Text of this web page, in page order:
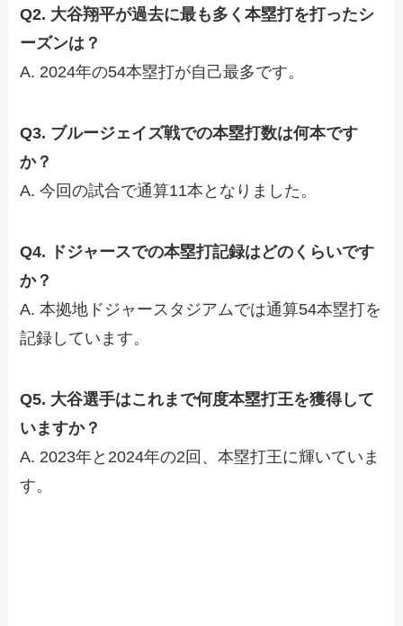
Q2. 大谷翔平が過去に最も多く本塁打を打ったシ
ーズンは？
A. 2024年の54本塁打が自己最多です。
Q3. ブルージェイズ戦での本塁打数は何本です
か？
A. 今回の試合で通算11本となりました。
Q4. ドジャースでの本塁打記録はどのくらいです
か？
A. 本拠地ドジャースタジアムでは通算54本塁打を
記録しています。
Q5. 大谷選手はこれまで何度本塁打王を獲得して
いますか？
A. 2023年と2024年の2回、本塁打王に輝いていま
す。